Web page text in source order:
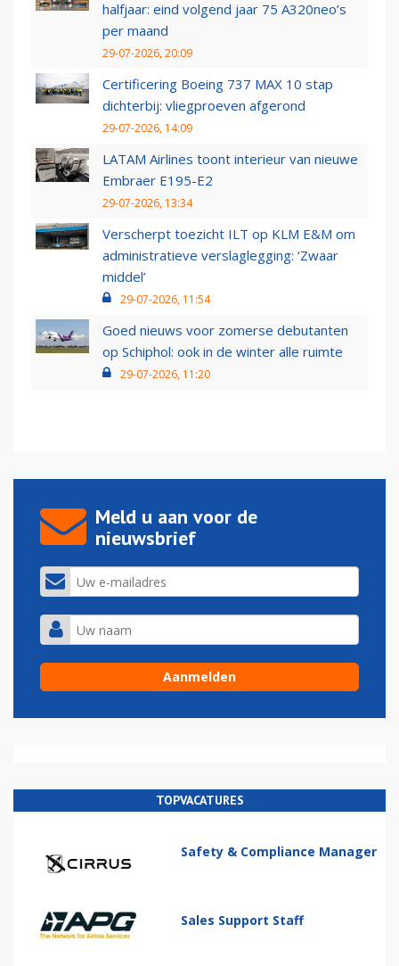
halfjaar: eind volgend jaar 75 A320neo’s
per maand
29-07-2026, 20:09
Certificering Boeing 737 MAX 10 stap
dichterbij: vliegproeven afgerond
29-07-2026, 14:09
LATAM Airlines toont interieur van nieuwe
Embraer E195-E2
29-07-2026, 13:34
Verscherpt toezicht ILT op KLM E&M om
administratieve verslaglegging: ‘Zwaar
middel’
29-07-2026, 11:54
Goed nieuws voor zomerse debutanten
op Schiphol: ook in de winter alle ruimte
29-07-2026, 11:20
Meld u aan voor de
nieuwsbrief
TOPVACATURES
Safety & Compliance Manager
Sales Support Staff